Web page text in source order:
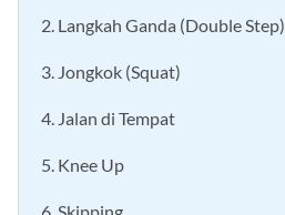
2. Langkah Ganda (Double Step)
3. Jongkok (Squat)
4. Jalan di Tempat
5. Knee Up